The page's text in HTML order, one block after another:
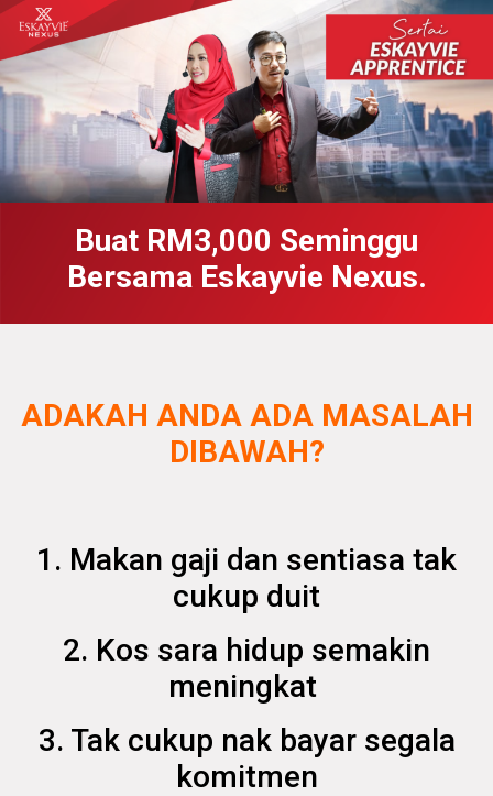
Buat RM3,000 Seminggu
Bersama Eskayvie Nexus.
ADAKAH ANDA ADA MASALAH
DIBAWAH?
1. Makan gaji dan sentiasa tak
cukup duit
2. Kos sara hidup semakin
meningkat
3. Tak cukup nak bayar segala
komitmen